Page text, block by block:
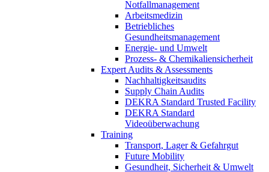
Notfallmanagement
Arbeitsmedizin
Betriebliches
Gesundheitsmanagement
Energie- und Umwelt
Prozess- & Chemikaliensicherheit
Expert Audits & Assessments
Nachhaltigkeitsaudits
Supply Chain Audits
DEKRA Standard Trusted Facility
DEKRA Standard
Videoüberwachung
Training
Transport, Lager & Gefahrgut
Future Mobility
Gesundheit, Sicherheit & Umwelt